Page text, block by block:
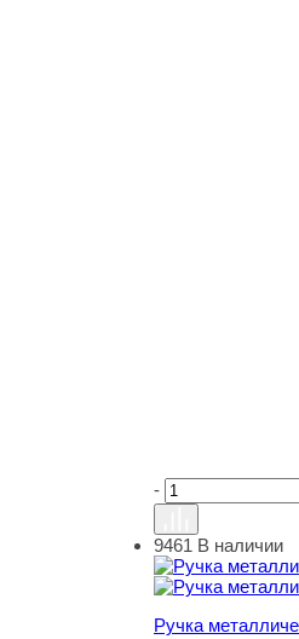
-
Ручка
9461 В наличии
Ручка